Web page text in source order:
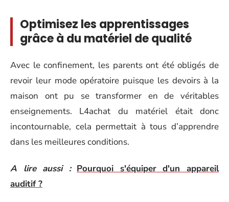
Optimisez les apprentissages
grâce à du matériel de qualité
Avec le confinement, les parents ont été obligés de
revoir leur mode opératoire puisque les devoirs à la
maison ont pu se transformer en de véritables
enseignements. L4achat du matériel était donc
incontournable, cela permettait à tous d’apprendre
dans les meilleures conditions.
A lire aussi : Pourquoi s'équiper d'un appareil
auditif ?